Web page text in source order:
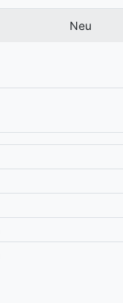
Neu